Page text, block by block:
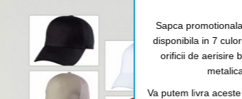
Sapca
disponibila in 7
orificii de aerisire
Va putem livra